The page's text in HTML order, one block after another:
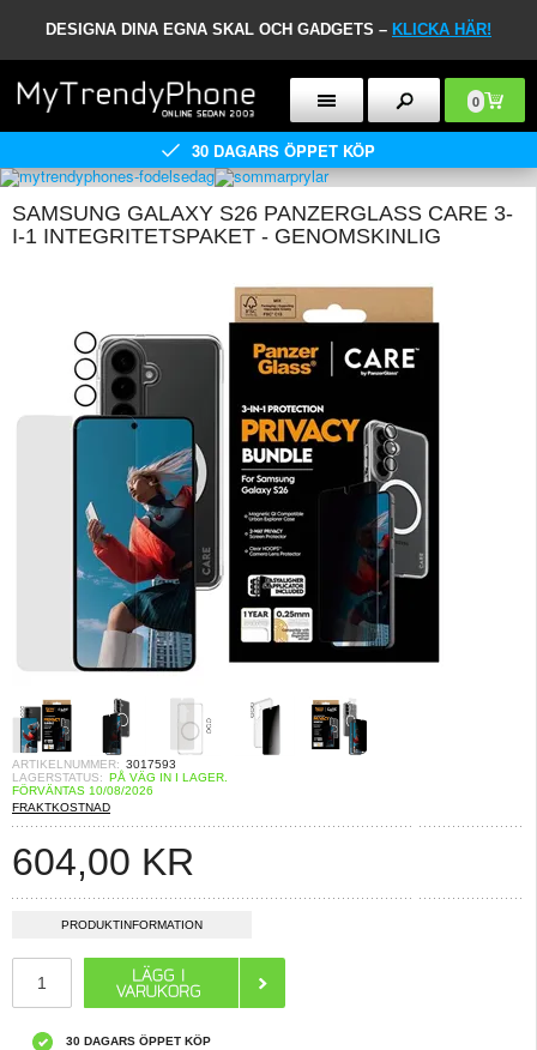
DESIGNA DINA EGNA SKAL OCH GADGETS – KLICKA HÄR!
0
30 DAGARS ÖPPET KÖP
SAMSUNG GALAXY S26 PANZERGLASS CARE 3-
I-1 INTEGRITETSPAKET - GENOMSKINLIG
ARTIKELNUMMER: 3017593
LAGERSTATUS: PÅ VÄG IN I LAGER.
FÖRVÄNTAS 10/08/2026
FRAKTKOSTNAD
604,00 KR
PRODUKTINFORMATION
30 DAGARS ÖPPET KÖP